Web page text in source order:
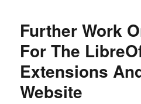
Further Work
For The
Extensions
Website